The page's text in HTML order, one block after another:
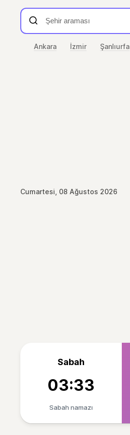
Ankara İzmir Şanlıurfa
Cumartesi, 08 Ağustos 2026
Sabah
03:33
Sabah namazı